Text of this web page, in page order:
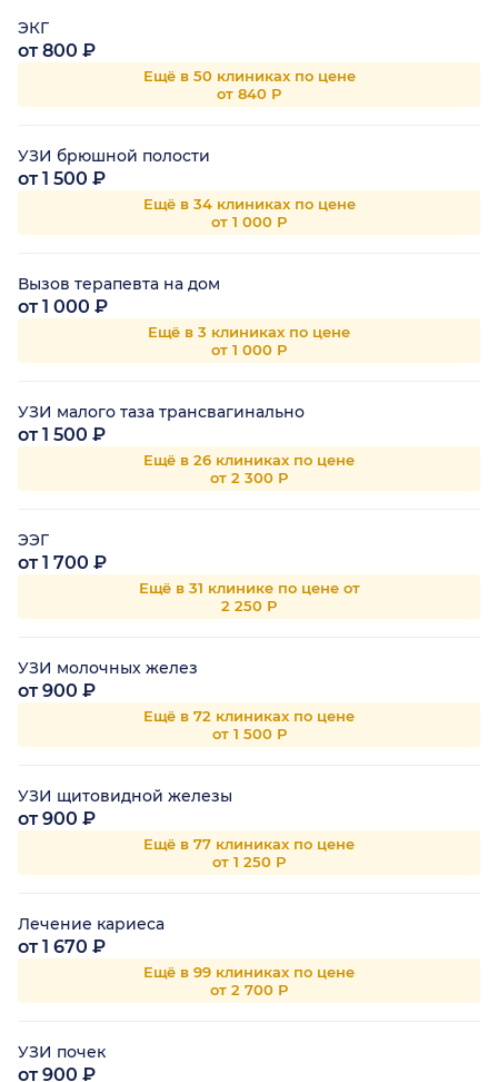
ЭКГ
от 800 ₽
Ещё в 50 клиниках по цене
от 840 Р
УЗИ брюшной полости
от 1 500 ₽
Ещё в 34 клиниках по цене
от 1 000 Р
Вызов терапевта на дом
от 1 000 ₽
Ещё в 3 клиниках по цене
от 1 000 Р
УЗИ малого таза трансвагинально
от 1 500 ₽
Ещё в 26 клиниках по цене
от 2 300 Р
ЭЭГ
от 1 700 ₽
Ещё в 31 клинике по цене от
2 250 Р
УЗИ молочных желез
от 900 ₽
Ещё в 72 клиниках по цене
от 1 500 Р
УЗИ щитовидной железы
от 900 ₽
Ещё в 77 клиниках по цене
от 1 250 Р
Лечение кариеса
от 1 670 ₽
Ещё в 99 клиниках по цене
от 2 700 Р
УЗИ почек
от 900 ₽